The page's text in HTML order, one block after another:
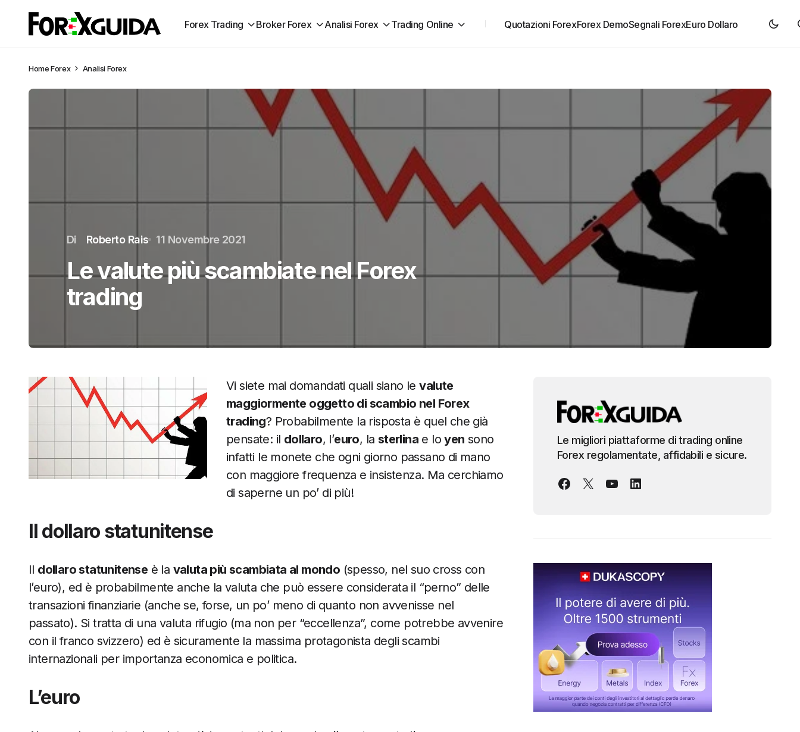
Forex Trading Broker Forex Analisi Forex Trading Online Quotazioni ForexForex DemoSegnali ForexEuro Dollaro
HomeForex Analisi Forex
Di Roberto Rais 11 Novembre 2021
Le valute più scambiate nel Forex
trading
Vi siete mai domandati quali siano levalute
maggiormente oggetto di scambio nel Forex
trading? Probabilmente la risposta è quel che già
pensate: il dollaro, l’euro, la sterlina e loyen sono
infatti le monete che ogni giorno passano di mano
con maggiore frequenza e insistenza. Ma cerchiamo
di saperne un po’ di più!
Il dollaro statunitense
Il dollaro statunitense è la valuta più scambiata al mondo (spesso, nel suo cross con
l’euro), ed è probabilmente anche la valuta che può essere considerata il “perno” delle
transazioni finanziarie (anche se, forse, un po’ meno di quanto non avvenisse nel
passato). Si tratta di una valuta rifugio (ma non per “eccellenza”, come potrebbe avvenire
con il franco svizzero) ed è sicuramente la massima protagonista degli scambi
internazionali per importanza economica e politica.
L’euro
Le migliori piattaforme di trading online
Forex regolamentate, affidabili e sicure.